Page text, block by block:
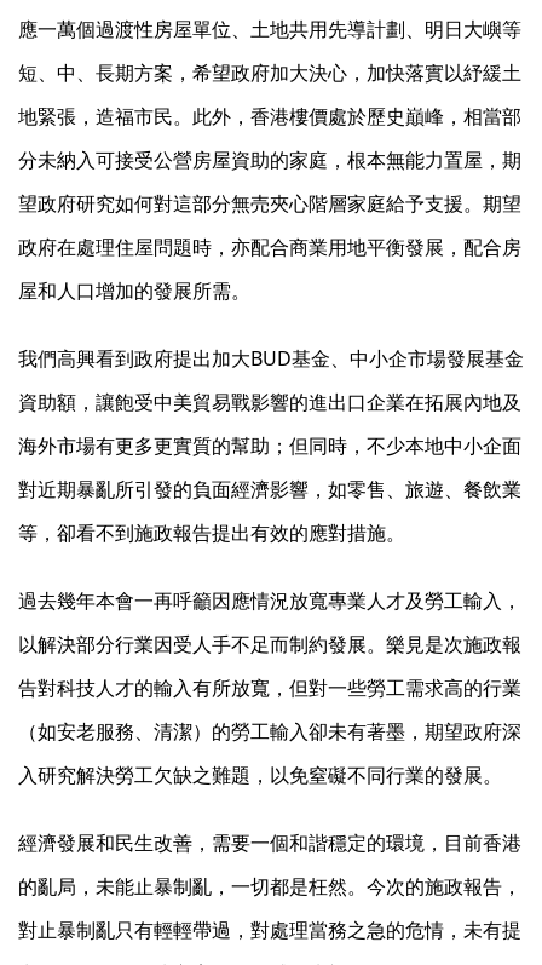
應一萬個過渡性房屋單位、土地共用先導計劃、明日大嶼等
短、中、長期方案，希望政府加大決心，加快落實以紓緩土
地緊張，造福市民。此外，香港樓價處於歷史巔峰，相當部
分未納入可接受公營房屋資助的家庭，根本無能力置屋，期
望政府研究如何對這部分無売夾心階層家庭給予支援。期望
政府在處理住屋問題時，亦配合商業用地平衡發展，配合房
屋和人口增加的發展所需。
我們高興看到政府提出加大BUD基金、中小企市場發展基金
資助額，讓飽受中美貿易戰影響的進出口企業在拓展內地及
海外市場有更多更實質的幫助；但同時，不少本地中小企面
對近期暴亂所引發的負面經濟影響，如零售、旅遊、餐飲業
等，卻看不到施政報告提出有效的應對措施。
過去幾年本會一再呼籲因應情況放寬專業人才及勞工輸入，
以解決部分行業因受人手不足而制約發展。樂見是次施政報
告對科技人才的輸入有所放寬，但對一些勞工需求高的行業
（如安老服務、清潔）的勞工輸入卻未有著墨，期望政府深
入研究解決勞工欠缺之難題，以免窒礙不同行業的發展。
經濟發展和民生改善，需要一個和諧穩定的環境，目前香港
的亂局，未能止暴制亂，一切都是枉然。今次的施政報告，
對止暴制亂只有輕輕帶過，對處理當務之急的危情，未有提